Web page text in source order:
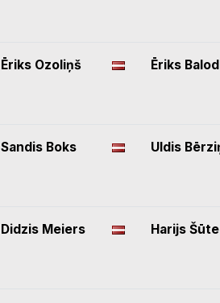
Ēriks Ozoliņš Ēriks
Sandis Boks Uldis
Didzis Meiers Harijs